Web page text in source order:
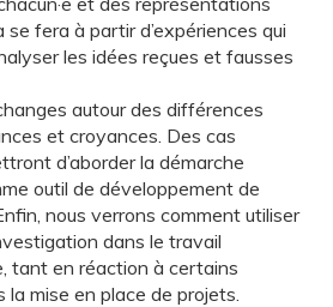
se fera à partir d’expériences qui
les idées reçues et fausses
autour des différences
et croyances. Des cas
d’aborder la démarche
outil de développement de
nous verrons comment utiliser
dans le travail
tant en réaction à certains
la mise en place de projets.